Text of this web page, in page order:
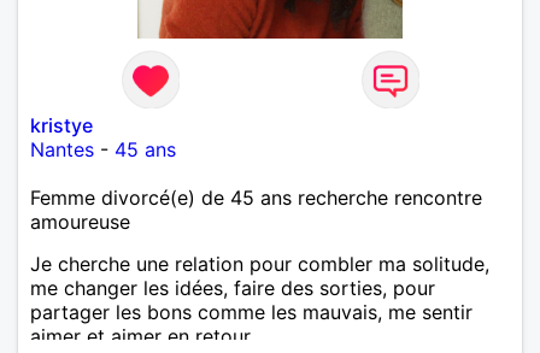
kristye
Nantes - 45 ans
Femme divorcé(e) de 45 ans recherche rencontre
amoureuse
Je cherche une relation pour combler ma solitude,
me changer les idées, faire des sorties, pour
partager les bons comme les mauvais, me sentir
aimer et aimer en retour.